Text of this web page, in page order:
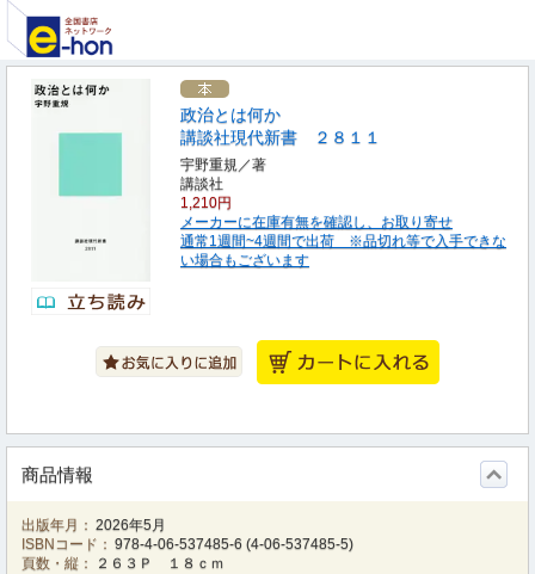
政治とは何か
講談社現代新書 ２８１１
宇野重規／著
講談社
1,210円
メーカーに在庫有無を確認し、お取り寄せ
通常1週間~4週間で出荷 ※品切れ等で入手できな
い場合もございます
商品情報
出版年月： 2026年5月
ISBNコード： 978-4-06-537485-6 (4-06-537485-5)
頁数・縦：
２６３Ｐ １８ｃｍ